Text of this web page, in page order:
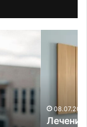
Германии: